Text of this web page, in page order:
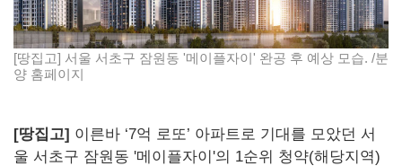
[땅집고] 서울 서초구 잠원동 '메이플자이' 완공 후 예상 모습. /분
양 홈페이지
[땅집고] 이른바 ‘7억 로또’ 아파트로 기대를 모았던 서
울 서초구 잠원동 '메이플자이'의 1순위 청약(해당지역)